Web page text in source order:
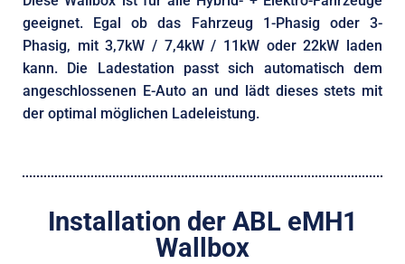
geeignet. Egal ob das Fahrzeug 1-Phasig oder 3-
Phasig, mit 3,7kW / 7,4kW / 11kW oder 22kW laden
kann. Die Ladestation passt sich automatisch dem
angeschlossenen E-Auto an und lädt dieses stets mit
der optimal möglichen Ladeleistung.
Installation der ABL eMH1
Wallbox